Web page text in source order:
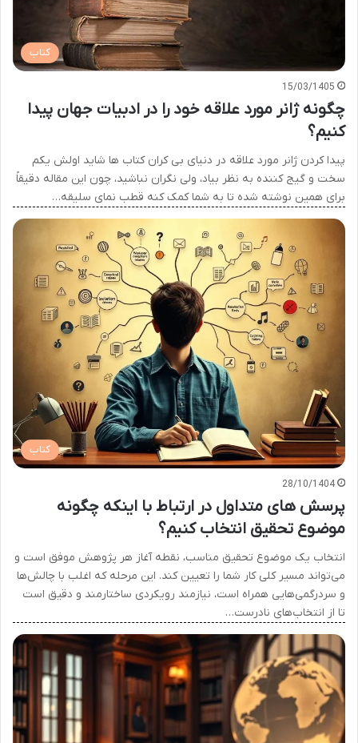
کتاب
15/03/1405
چگونه ژانر مورد علاقه خود را در ادبیات جهان پیدا
کنیم؟
پیدا کردن ژانر مورد علاقه در دنیای بی کران کتاب ها شاید اولش یکم
سخت و گیج کننده به نظر بیاد، ولی نگران نباشید، چون این مقاله دقیقاً
برای همین نوشته شده تا به شما کمک کنه قطب نمای سلیقه…
کتاب
28/10/1404
پرسش های متداول در ارتباط با اینکه چگونه
موضوع تحقیق انتخاب کنیم؟
انتخاب یک موضوع تحقیق مناسب، نقطه آغاز هر پژوهش موفق است و
می‌تواند مسیر کلی کار شما را تعیین کند. این مرحله که اغلب با چالش‌ها
و سردرگمی‌هایی همراه است، نیازمند رویکردی ساختارمند و دقیق است
تا از انتخاب‌های نادرست…